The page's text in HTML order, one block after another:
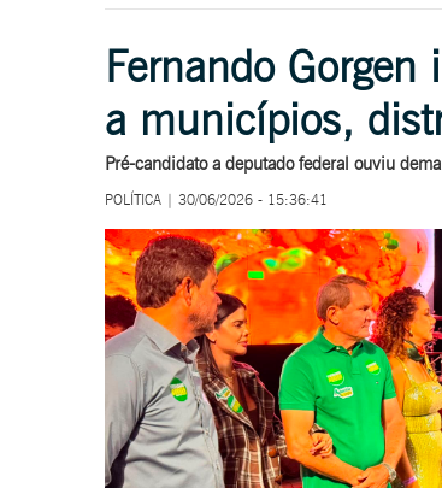
Fernando
a municípios,
Pré-candidato a deputado federal ouviu
POLÍTICA | 30/06/2026 - 15:36:41